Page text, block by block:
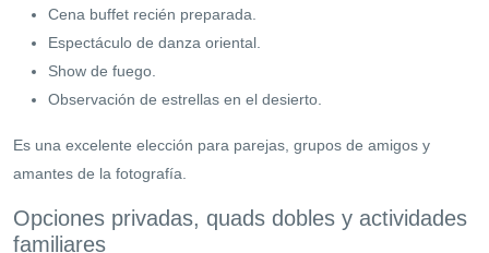
Cena buffet recién preparada.
Espectáculo de danza oriental.
Show de fuego.
Observación de estrellas en el desierto.
Es una excelente elección para parejas, grupos de amigos y
amantes de la fotografía.
Opciones privadas, quads dobles y actividades
familiares